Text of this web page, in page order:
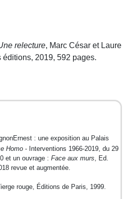
relecture, Marc César et Laure
2019, 592 pages.
: une exposition au Palais
Homo - Interventions 1966-2019, du 29
et un ouvrage : Face aux murs , Ed.
revue et augmentée.
rouge, Éditions de Paris, 1999.